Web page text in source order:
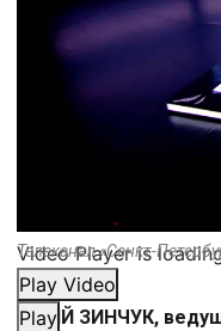
Video Player is
Play Video
Play
Телеканал «Санкт-
ЮРИЙ ЗИНЧУК,